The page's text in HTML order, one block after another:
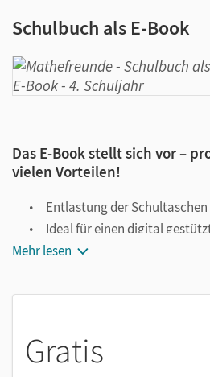
Schulbuch als E-Book
Das E-Book stellt sich vor –
vielen Vorteilen!
Entlastung der
Ideal für einen digital
Notiz- und
Notizen erstellen
Mehr lesen
Gratis